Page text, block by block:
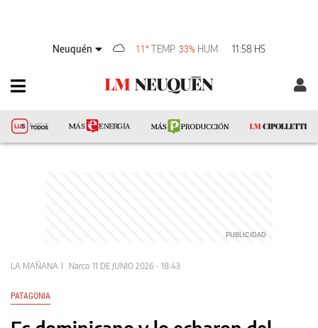
Neuquén 11° TEMP 33% HUM 11:58 HS
LA MAÑANA Narco 11 DE JUNIO 2026 - 18:43
PATAGONIA